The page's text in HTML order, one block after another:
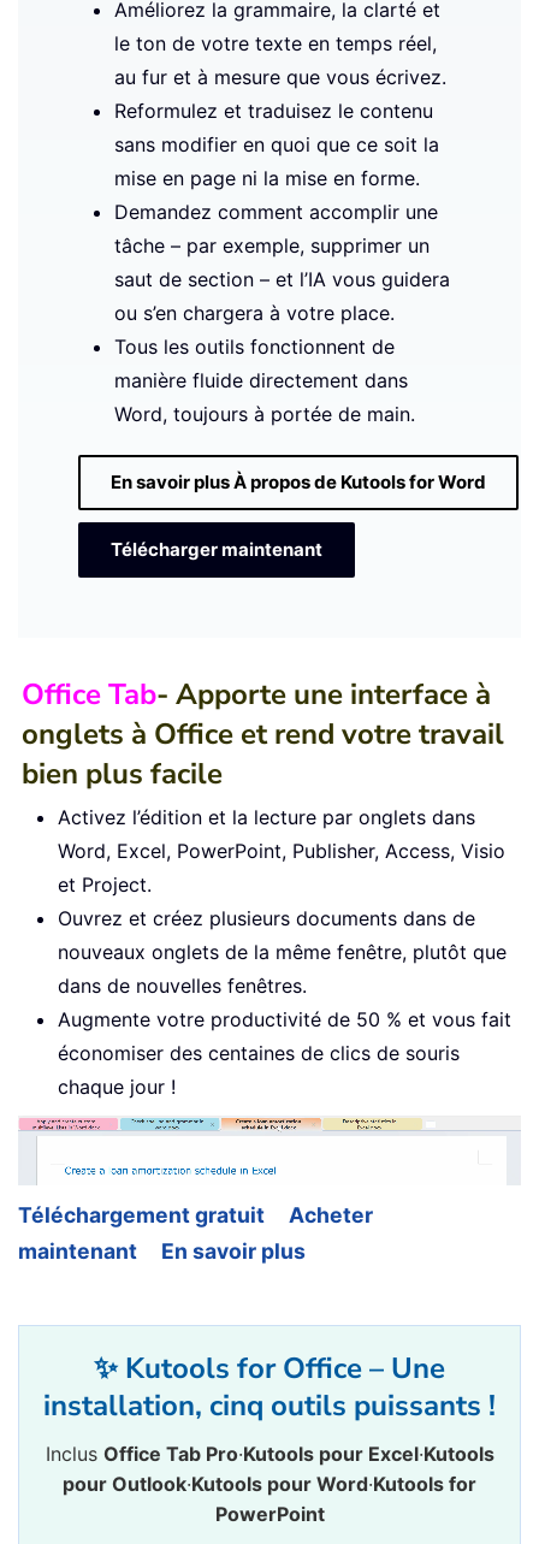
Améliorez la grammaire, la clarté et
le ton de votre texte en temps réel,
au fur et à mesure que vous écrivez.
Reformulez et traduisez le contenu
sans modifier en quoi que ce soit la
mise en page ni la mise en forme.
Demandez comment accomplir une
tâche – par exemple, supprimer un
saut de section – et l’IA vous guidera
ou s’en chargera à votre place.
Tous les outils fonctionnent de
manière fluide directement dans
Word, toujours à portée de main.
En savoir plus À propos de Kutools for Word
Télécharger maintenant
Office Tab- Apporte une interface à
onglets à Office et rend votre travail
bien plus facile
Activez l’édition et la lecture par onglets dans
Word, Excel, PowerPoint, Publisher, Access, Visio
et Project.
Ouvrez et créez plusieurs documents dans de
nouveaux onglets de la même fenêtre, plutôt que
dans de nouvelles fenêtres.
Augmente votre productivité de 50 % et vous fait
économiser des centaines de clics de souris
chaque jour !
Téléchargement gratuit
Acheter
maintenant
En savoir plus
✨ Kutools for Office – Une
installation, cinq outils puissants !
Inclus Office Tab Pro·Kutools pour Excel·Kutools
pour Outlook·Kutools pour Word·Kutools for
PowerPoint